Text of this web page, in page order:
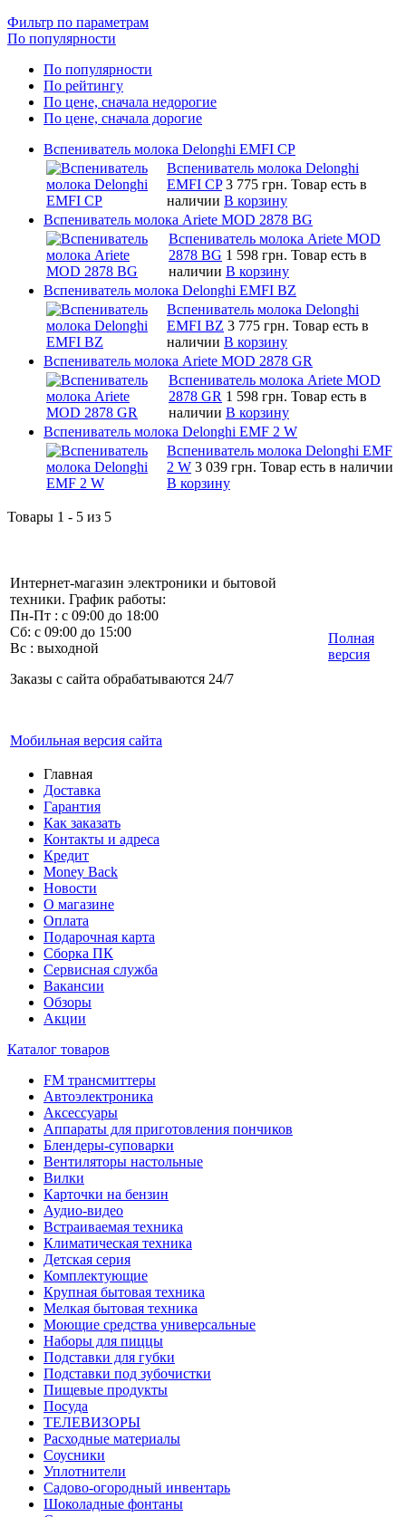
Фильтр по параметрам
По популярности
По популярности
По рейтингу
По цене, сначала недорогие
По цене, сначала дорогие
Вспениватель молока Delonghi EMFI CP
Вспениватель молока Delonghi
EMFI CP 3 775 грн. Товар есть в
наличии В корзину
Вспениватель молока Ariete MOD 2878 BG
Вспениватель молока Ariete MOD
2878 BG 1 598 грн. Товар есть в
наличии В корзину
Вспениватель молока Delonghi EMFI BZ
Вспениватель молока Delonghi
EMFI BZ 3 775 грн. Товар есть в
наличии В корзину
Вспениватель молока Ariete MOD 2878 GR
Вспениватель молока Ariete MOD
2878 GR 1 598 грн. Товар есть в
наличии В корзину
Вспениватель молока Delonghi EMF 2 W
Вспениватель молока Delonghi EMF
2 W 3 039 грн. Товар есть в наличии
В корзину
Товары 1 - 5 из 5
Интернет-магазин электроники и бытовой
техники. График работы:
Пн-Пт : с 09:00 до 18:00
Сб: с 09:00 до 15:00
Вс : выходной
Заказы с сайта обрабатываются 24/7
Мобильная версия сайта
Полная
версия
Главная
Доставка
Гарантия
Как заказать
Контакты и адреса
Кредит
Money Back
Новости
О магазине
Оплата
Подарочная карта
Сборка ПК
Сервисная служба
Вакансии
Обзоры
Акции
Каталог товаров
FM трансмиттеры
Автоэлектроника
Аксессуары
Аппараты для приготовления пончиков
Блендеры-суповарки
Вентиляторы настольные
Вилки
Карточки на бензин
Аудио-видео
Встраиваемая техника
Климатическая техника
Детская серия
Комплектующие
Крупная бытовая техника
Мелкая бытовая техника
Моющие средства универсальные
Наборы для пиццы
Подставки для губки
Подставки под зубочистки
Пищевые продукты
Посуда
ТЕЛЕВИЗОРЫ
Расходные материалы
Соусники
Уплотнители
Садово-огородный инвентарь
Шоколадные фонтаны